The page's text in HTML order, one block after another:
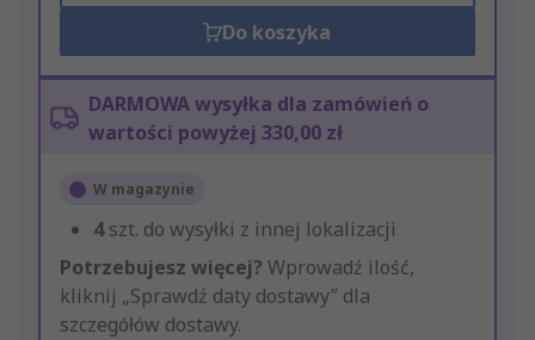
Do koszyka
DARMOWA wysyłka dla zamówień o
wartości powyżej 330,00 zł
W magazynie
4szt. do wysyłki z innej lokalizacji
Potrzebujesz więcej? Wprowadź ilość,
kliknij „Sprawdź daty dostawy” dla
szczegółów dostawy.